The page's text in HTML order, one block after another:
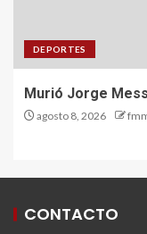
DEPORTES
Murió Jorge
agosto 8, 2026
CONTACTO